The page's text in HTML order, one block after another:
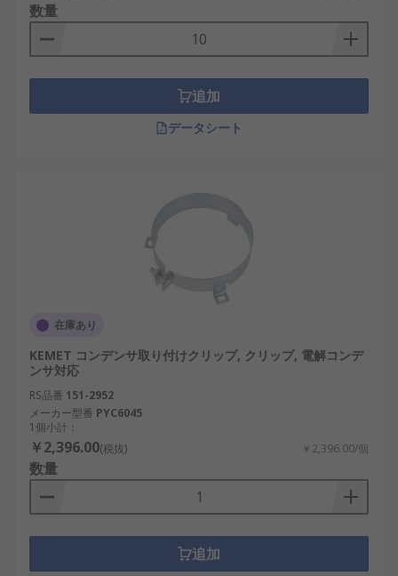
数量
追加
データシート
在庫あり
KEMET コンデンサ取り付けクリップ, クリップ, 電解コンデ
ンサ対応
RS品番 151-2952
メーカー型番 PYC6045
1個小計：
￥2,396.00(税抜) ￥2,396.00/個
数量
追加